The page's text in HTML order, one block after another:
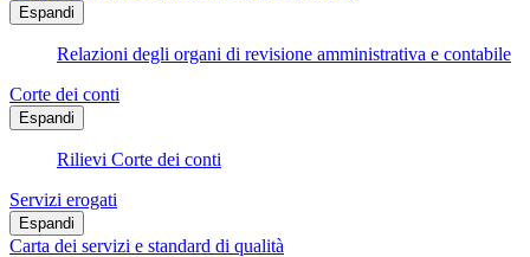
Espandi
Relazioni degli organi di revisione amministrativa e contabile
Corte dei conti
Espandi
Rilievi Corte dei conti
Servizi erogati
Espandi
Carta dei servizi e standard di qualità